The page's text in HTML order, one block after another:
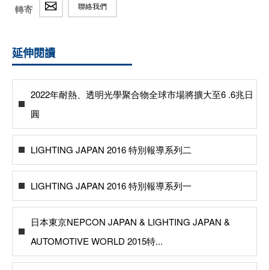
轉寄 聯絡我們
延伸閱讀
2022年耐熱、透明光學聚合物全球市場將擴大至6 .6兆日
圓
LIGHTING JAPAN 2016 特別報導系列二
LIGHTING JAPAN 2016 特別報導系列一
日本東京NEPCON JAPAN & LIGHTING JAPAN &
AUTOMOTIVE WORLD 2015特...